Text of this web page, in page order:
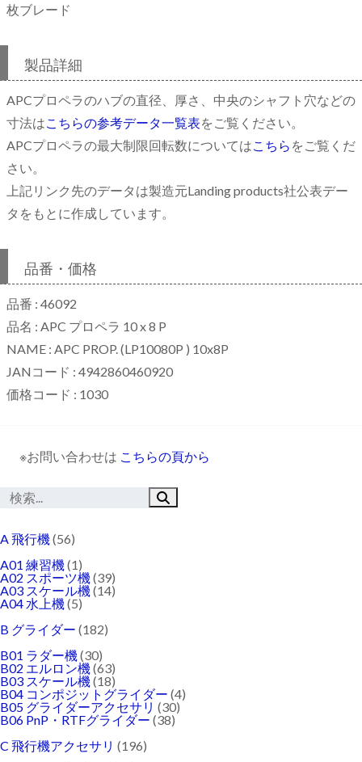
枚ブレード
製品詳細
APCプロペラのハブの直径、厚さ、中央のシャフト穴などの
寸法は こちらの参考データ一覧表をご覧ください。
APCプロペラの最大制限回転数については こちら をご覧くだ
さい。
上記リンク先のデータは製造元Landing products社公表デー
タをもとに作成しています。
品番・価格
品番 : 46092
品名 : APC プロペラ 10 x 8 P
NAME : APC PROP. (LP10080P ) 10x8P
JANコード : 4942860460920
価格コード : 1030
※お問い合わせは こちらの頁から
A 飛行機(56)
A01 練習機(1)
A02 スポーツ機(39)
A03 スケール機(14)
A04 水上機(5)
B グライダー (182)
B01 ラダー機(30)
B02 エルロン機(63)
B03 スケール機(18)
B04 コンポジットグライダー (4)
B05 グライダーアクセサリ (30)
B06 PnP・RTFグライダー (38)
C 飛行機アクセサリ (196)